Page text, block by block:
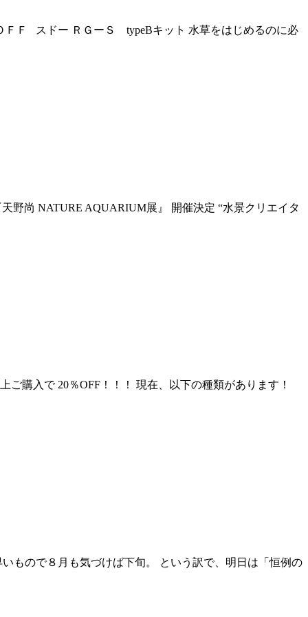
ＦＦ スドー ＲＧーＳ typeBキット 水草をはじめるのに必
野尚 NATURE AQUARIUM展』 開催決定 “水景クリエイタ
購入で 20％OFF！！！ 現在、以下の種類があります！
もので８月も気づけば下旬。 という訳で、明日は「恒例の